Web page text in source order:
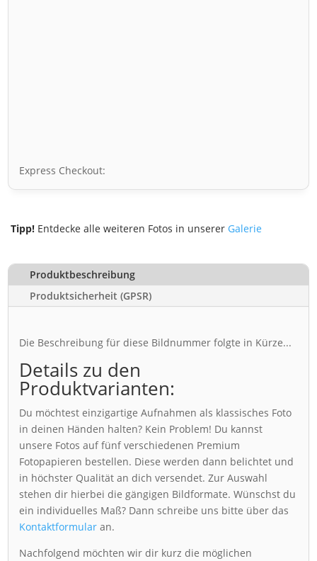
Express Checkout:
Tipp! Entdecke alle weiteren Fotos in unserer Galerie
Produktbeschreibung
Produktsicherheit (GPSR)
Die Beschreibung für diese Bildnummer folgte in Kürze...
Details zu den
Produktvarianten:
Du möchtest einzigartige Aufnahmen als klassisches Foto
in deinen Händen halten? Kein Problem! Du kannst
unsere Fotos auf fünf verschiedenen Premium
Fotopapieren bestellen. Diese werden dann belichtet und
in höchster Qualität an dich versendet. Zur Auswahl
stehen dir hierbei die gängigen Bildformate. Wünschst du
ein individuelles Maß? Dann schreibe uns bitte über das
Kontaktformular an.
Nachfolgend möchten wir dir kurz die möglichen